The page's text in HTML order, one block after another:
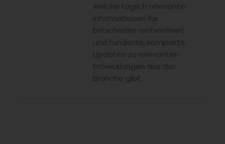
welche täglich relevante
Informationen für
Entscheider recherchiert
und fundierte, kompakte
Updates zu relevanten
Entwicklungen aus der
Branche gibt.